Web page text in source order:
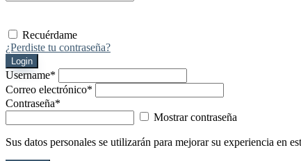
Recuérdame
¿Perdiste tu contraseña?
Login
Username*
Correo electrónico*
Contraseña*
Mostrar contraseña
Sus datos personales se utilizarán para mejorar su experiencia en